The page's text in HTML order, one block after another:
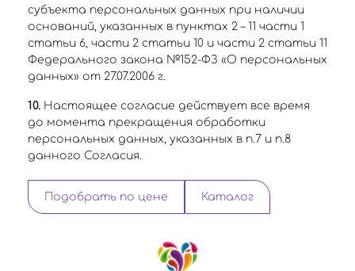
субъекта персональных данных при наличии
оснований, указанных в пунктах 2 – 11 части 1
статьи 6, части 2 статьи 10 и части 2 статьи 11
Федерального закона №152-ФЗ «О персональных
данных» от 27.07.2006 г.
10. Настоящее согласие действует все время
до момента прекращения обработки
персональных данных, указанных в п.7 и п.8
данного Согласия.
Подобрать по цене Каталог